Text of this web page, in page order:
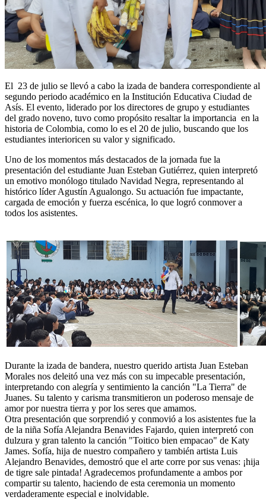
El 23 de julio se llevó a cabo la izada de bandera correspondiente al
segundo periodo académico en la Institución Educativa Ciudad de
Asís. El evento, liderado por los directores de grupo y estudiantes
del grado noveno, tuvo como propósito resaltar la importancia en la
historia de Colombia, como lo es el 20 de julio, buscando que los
estudiantes interioricen su valor y significado.
Uno de los momentos más destacados de la jornada fue la
presentación del estudiante Juan Esteban Gutiérrez, quien interpretó
un emotivo monólogo titulado Navidad Negra, representando al
histórico líder Agustín Agualongo. Su actuación fue impactante,
cargada de emoción y fuerza escénica, lo que logró conmover a
todos los asistentes.
Durante la izada de bandera, nuestro querido artista Juan Esteban
Morales nos deleitó una vez más con su impecable presentación,
interpretando con alegría y sentimiento la canción "La Tierra" de
Juanes. Su talento y carisma transmitieron un poderoso mensaje de
amor por nuestra tierra y por los seres que amamos.
Otra presentación que sorprendió y conmovió a los asistentes fue la
de la niña Sofía Alejandra Benavides Fajardo, quien interpretó con
dulzura y gran talento la canción "Toitico bien empacao" de Katy
James. Sofía, hija de nuestro compañero y también artista Luis
Alejandro Benavides, demostró que el arte corre por sus venas: ¡hija
de tigre sale pintada! Agradecemos profundamente a ambos por
compartir su talento, haciendo de esta ceremonia un momento
verdaderamente especial e inolvidable.